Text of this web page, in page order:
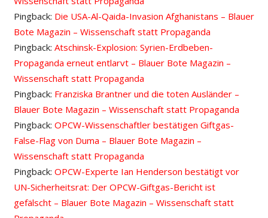
Pingback: Die USA-Al-Qaida-Invasion Afghanistans – Blauer
Bote Magazin – Wissenschaft statt Propaganda
Pingback: Atschinsk-Explosion: Syrien-Erdbeben-
Propaganda erneut entlarvt – Blauer Bote Magazin –
Wissenschaft statt Propaganda
Pingback: Franziska Brantner und die toten Ausländer –
Blauer Bote Magazin – Wissenschaft statt Propaganda
Pingback: OPCW-Wissenschaftler bestätigen Giftgas-
False-Flag von Duma – Blauer Bote Magazin –
Wissenschaft statt Propaganda
Pingback: OPCW-Experte Ian Henderson bestätigt vor
UN-Sicherheitsrat: Der OPCW-Giftgas-Bericht ist
gefälscht – Blauer Bote Magazin – Wissenschaft statt